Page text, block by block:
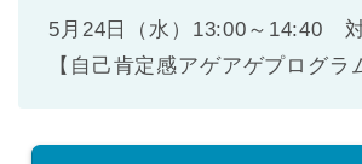
5月24日（水）13:00～14:40
【自己肯定感アゲアゲプログラ